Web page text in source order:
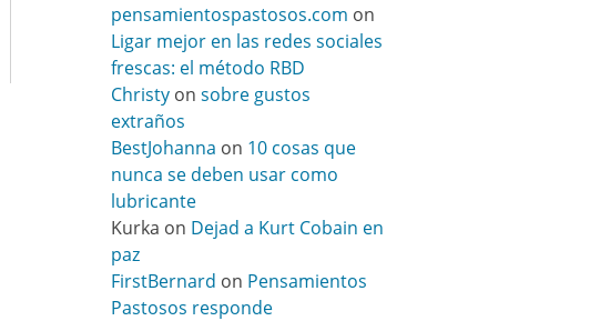
pensamientospastosos.com on
Ligar mejor en las redes sociales
frescas: el método RBD
Christy on sobre gustos
extraños
BestJohanna on 10 cosas que
nunca se deben usar como
lubricante
Kurka on Dejad a Kurt Cobain en
paz
FirstBernard on Pensamientos
Pastosos responde